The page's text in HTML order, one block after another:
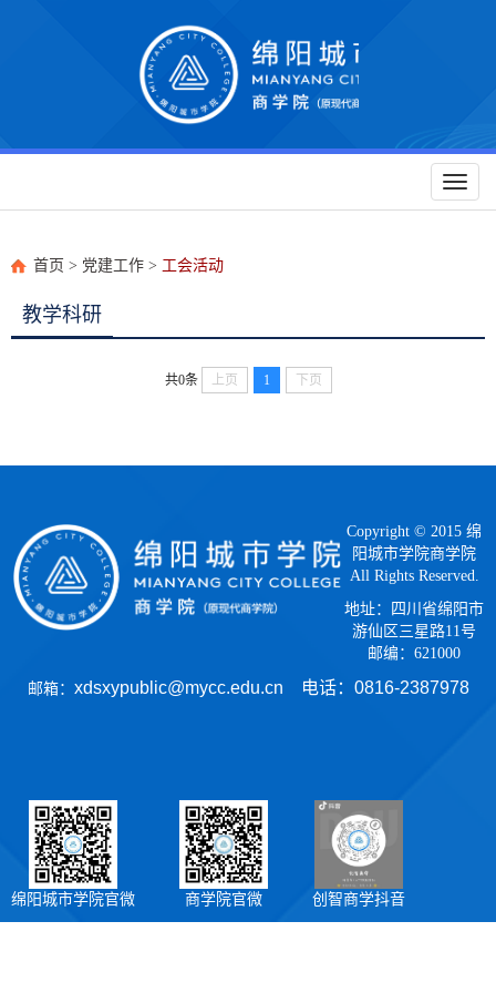
Toggle
首页 > 党建工作 > 工会活动
教学科研
共0条 上页 1 下页
Copyright © 2015 绵
阳城市学院商学院
All Rights Reserved.
地址：四川省绵阳市
游仙区三星路11号
邮编：621000
邮箱： xdsxypublic@mycc.edu.cn 电话： 0816-2387978
绵阳城市学院官微 商学院官微 创智商学抖音